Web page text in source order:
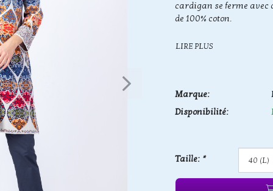
cardigan se ferme avec
de 100% coton.
LIRE PLUS
Marque:
Disponibilité:
Taille: *